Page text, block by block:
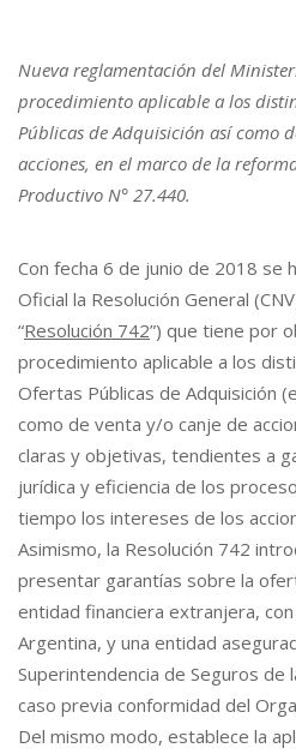
Nueva reglamentación del
procedimiento aplicable a los
Públicas de Adquisición así como
acciones, en el marco de la
Productivo N° 27.440.
Con fecha 6 de junio de 2018 se
Oficial la Resolución General
“Resolución 742”) que tiene por
procedimiento aplicable a los
Ofertas Públicas de Adquisición
como de venta y/o canje de
claras y objetivas, tendientes a
jurídica y eficiencia de los
tiempo los intereses de los
Asimismo, la Resolución 742
presentar garantías sobre la
entidad financiera extranjera,
Argentina, y una entidad
Superintendencia de Seguros de
caso previa conformidad del
Del mismo modo, establece la